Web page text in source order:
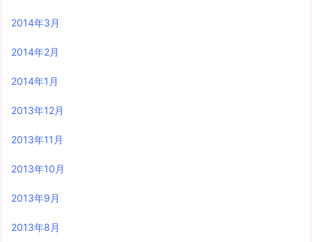
2014年3月
2014年2月
2014年1月
2013年12月
2013年11月
2013年10月
2013年9月
2013年8月